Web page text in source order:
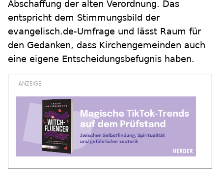
Abschaffung der alten Verordnung. Das
entspricht dem Stimmungsbild der
evangelisch.de-Umfrage und lässt Raum für
den Gedanken, dass Kirchengemeinden auch
eine eigene Entscheidungsbefugnis haben.